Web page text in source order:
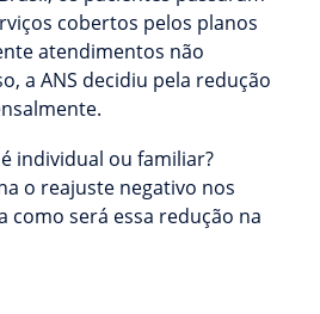
cobertos pelos planos
atendimentos não
a ANS decidiu pela redução
individual ou familiar?
o reajuste negativo nos
como será essa redução na